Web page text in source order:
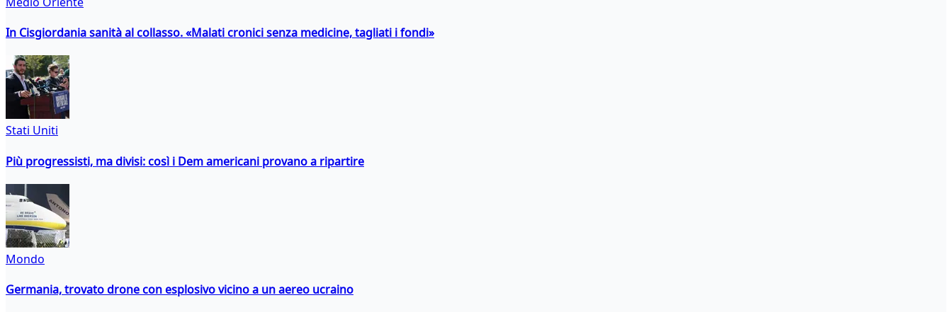
In Cisgiordania sanità al collasso. «Malati cronici senza medicine, tagliati i fondi»
Stati Uniti
Più progressisti, ma divisi: così i Dem americani provano a ripartire
Mondo
Germania, trovato drone con esplosivo vicino a un aereo ucraino